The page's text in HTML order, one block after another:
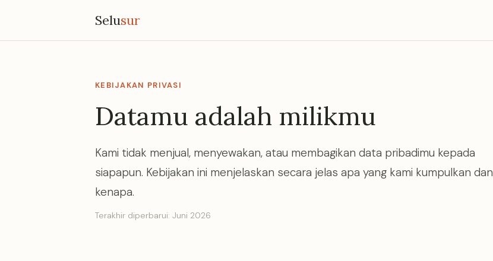
Selusur
KEBIJAKAN PRIVASI
Datamu adalah milikmu
Kami tidak menjual, menyewakan, atau membagikan data pribadimu kepada
siapapun. Kebijakan ini menjelaskan secara jelas apa yang kami kumpulkan dan
kenapa.
Terakhir diperbarui: Juni 2026